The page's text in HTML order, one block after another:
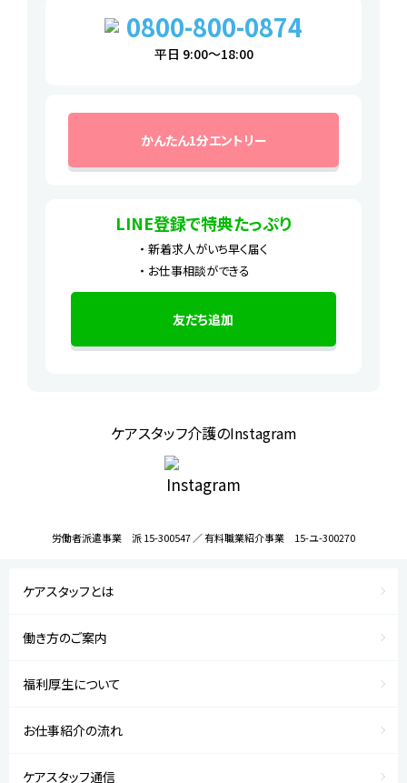
0800-800-0874
平日 9:00～18:00
かんたん1分エントリー
LINE登録で特典たっぷり
新着求人がいち早く届く
お仕事相談ができる
友だち追加
ケアスタッフ介護のInstagram
労働者派遣事業 派 15-300547 ／ 有料職業紹介事業 15-ユ-300270
ケアスタッフとは
働き方のご案内
福利厚生について
お仕事紹介の流れ
ケアスタッフ通信